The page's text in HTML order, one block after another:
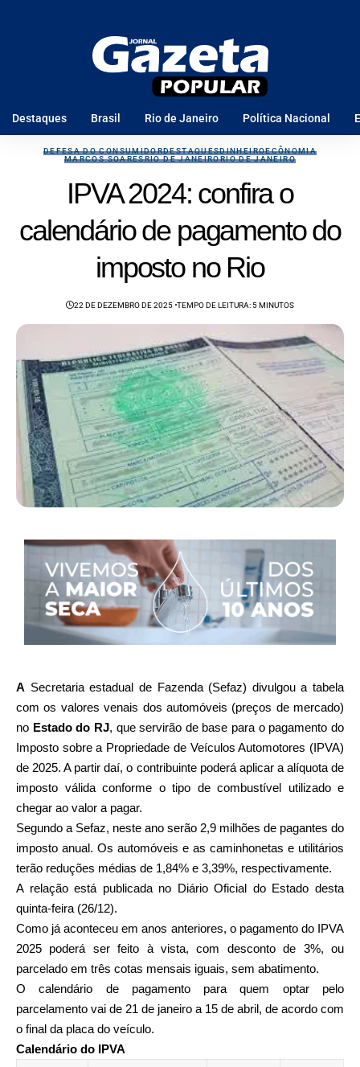
Destaques Brasil Rio de Janeiro Política Nacional
DEFESA DO CONSUMIDORDESTAQUESDINHEIROECÔNOMIA
MARCOS SOARESRIO DE JANEIRORIO DE JANEIRO
IPVA 2024: confira o
calendário de pagamento do
imposto no Rio
22 DE DEZEMBRO DE 2025 TEMPO DE LEITURA: 5 MINUTOS
A Secretaria estadual de Fazenda (Sefaz) divulgou a tabela
com os valores venais dos automóveis (preços de mercado)
no Estado do RJ, que servirão de base para o pagamento do
Imposto sobre a Propriedade de Veículos Automotores (IPVA)
de 2025. A partir daí, o contribuinte poderá aplicar a alíquota de
imposto válida conforme o tipo de combustível utilizado e
chegar ao valor a pagar.
Segundo a Sefaz, neste ano serão 2,9 milhões de pagantes do
imposto anual. Os automóveis e as caminhonetas e utilitários
terão reduções médias de 1,84% e 3,39%, respectivamente.
A relação está publicada no Diário Oficial do Estado desta
quinta-feira (26/12).
Como já aconteceu em anos anteriores, o pagamento do IPVA
2025 poderá ser feito à vista, com desconto de 3%, ou
parcelado em três cotas mensais iguais, sem abatimento.
O calendário de pagamento para quem optar pelo
parcelamento vai de 21 de janeiro a 15 de abril, de acordo com
o final da placa do veículo.
Calendário do IPVA